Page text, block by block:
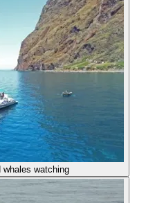
whales watching